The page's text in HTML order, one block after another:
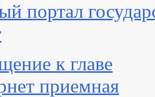
портал
к главе
приемная